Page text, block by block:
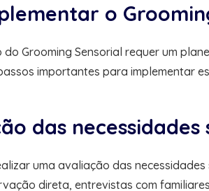
o
do Grooming Sensorial requer um
importantes para implementar
das necessidades
uma avaliação das
direta, entrevistas com